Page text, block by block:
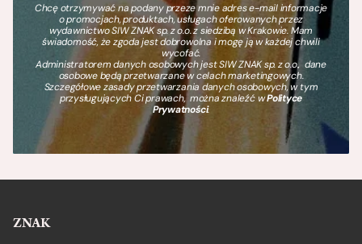
Chcę otrzymywać na podany przeze mnie adres e-mail informacje
o promocjach, produktach, usługach oferowanych przez
wydawnictwo SIW ZNAK sp. z o.o. z siedzibą w Krakowie. Mam
świadomość, że zgoda jest dobrowolna i mogę ją w każdej chwili
wycofać.
Administratorem danych osobowych jest SIW ZNAK sp. z o.o., dane
osobowe będą przetwarzane w celach marketingowych.
Szczegółowe zasady przetwarzania danych osobowych, w tym
przysługujących Ci prawach, można znaleźć wPolityce
Prywatności.
ZNAK